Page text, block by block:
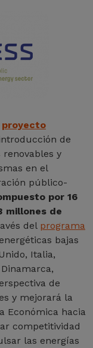
proyecto
de
renovables y
en el
público-
por 16
millones de
del programa
bajas
Italia,
de
y mejorará la
Económica hacia
competitividad
las energías